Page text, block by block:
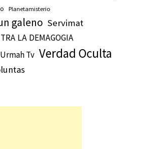
Planetamisterio
galeno Servimat
LA DEMAGOGIA
Urmah Tv Verdad Oculta